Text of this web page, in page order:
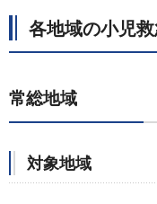
各地域の小児
常総地域
対象地域